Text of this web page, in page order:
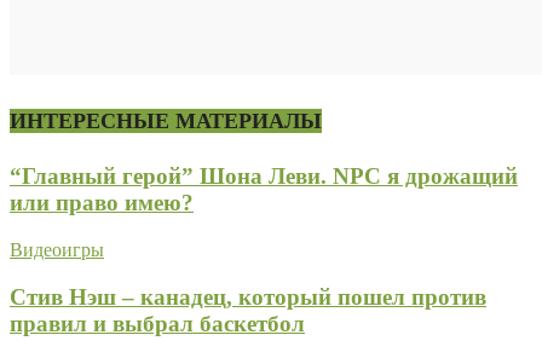
ИНТЕРЕСНЫЕ МАТЕРИАЛЫ
“Главный герой” Шона Леви. NPC я дрожащий
или право имею?
Видеоигры
Стив Нэш – канадец, который пошел против
правил и выбрал баскетбол